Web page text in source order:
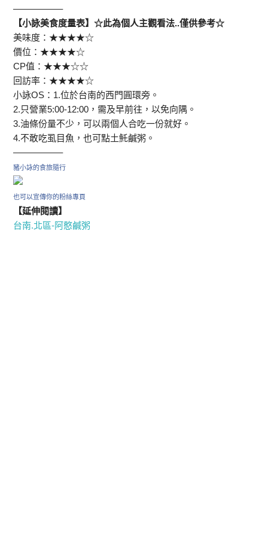
—————–
【小詠美食度量表】☆此為個人主觀看法..僅供參考☆
美味度：★★★★☆
價位：★★★★☆
CP值：★★★☆☆
回訪率：★★★★☆
小詠OS：1.位於台南的西門圓環旁。
2.只營業5:00-12:00，需及早前往，以免向隅。
3.油條份量不少，可以兩個人合吃一份就好。
4.不敢吃虱目魚，也可點土魠鹹粥。
—————–
豬小詠的食旅隨行
也可以宣傳你的粉絲專頁
【延伸閱讀】
台南.北區-阿憨鹹粥